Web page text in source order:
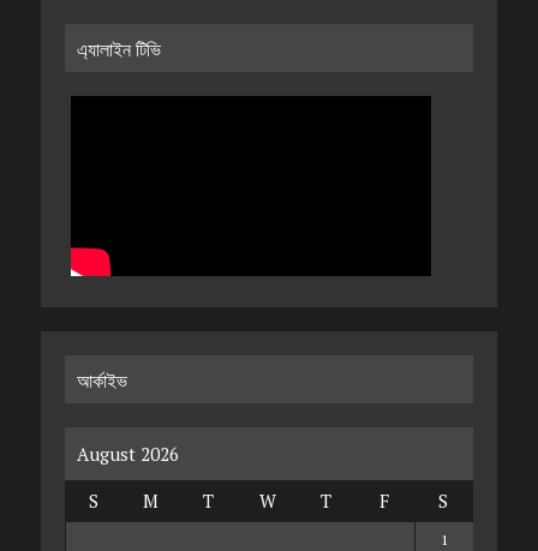
এ্যালাইন টিভি
আর্কাইভ
August 2026
S
M T W T F S
1